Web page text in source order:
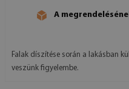
A
Falak díszítése során a lakásban
veszünk figyelembe.